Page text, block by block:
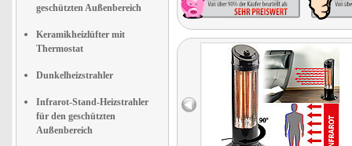
geschützten Außenbereich
Keramikheizlüfter mit
Thermostat
Dunkelheizstrahler
Infrarot-Stand-Heizstrahler
für den geschützten
Außenbereich